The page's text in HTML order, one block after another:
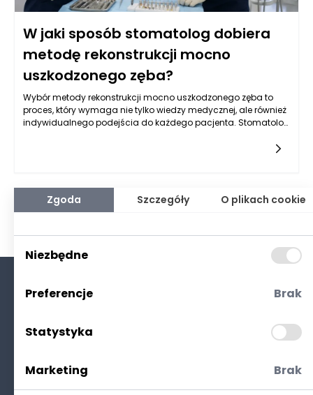
W jaki sposób stomatolog dobiera
metodę rekonstrukcji mocno
uszkodzonego zęba?
Wybór metody rekonstrukcji mocno uszkodzonego zęba to
proces, który wymaga nie tylko wiedzy medycznej, ale również
indywidualnego podejścia do każdego pacjenta. Stomatolog
są efektem skrupulatnej analizy zarówno stanu zdrowia
zębów, jak i aspektów estetycznych i funkcjonalnych. W
artykule tym postaramy się przybliżyć, w jaki sposób
uszkodzonego zęba, biorąc pod uwagę różnorodne czynniki.
Polityka prywatności
Zgoda Szczegóły O plikach cookie
Niezbędne
Preferencje Brak
Statystyka
Marketing Brak